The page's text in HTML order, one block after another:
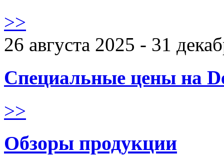
>>
26 августа 2025 - 31
Специальные цены на
>>
Обзоры продукции